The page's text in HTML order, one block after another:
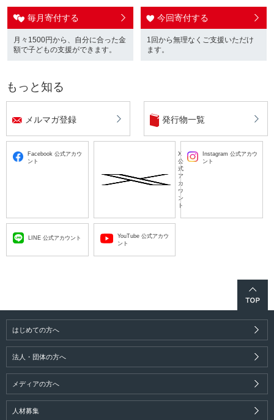
毎月寄付する
月々1500円から、自分に合った金
額で子どもの支援ができます。
今回寄付する
1回から無理なくご支援いただけ
ます。
もっと知る
メルマガ登録 発行物一覧
Facebook 公式アカウ
ント
X
公
式
ア
カ
ウ
ン
ト
Instagram 公式アカウ
ント
LINE 公式アカウント
YouTube 公式アカウ
ント
はじめての方へ
法人・団体の方へ
メディアの方へ
人材募集